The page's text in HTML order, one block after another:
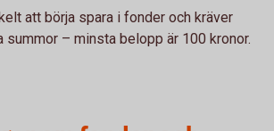
att börja spara i fonder och kräver
summor – minsta belopp är 100 kronor.